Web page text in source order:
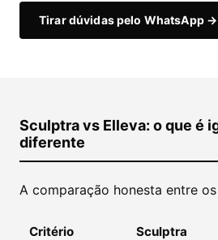
Tirar dúvidas pelo WhatsApp →
Sculptra vs Elleva: o que é
diferente
A comparação honesta entre
Critério Sculptra